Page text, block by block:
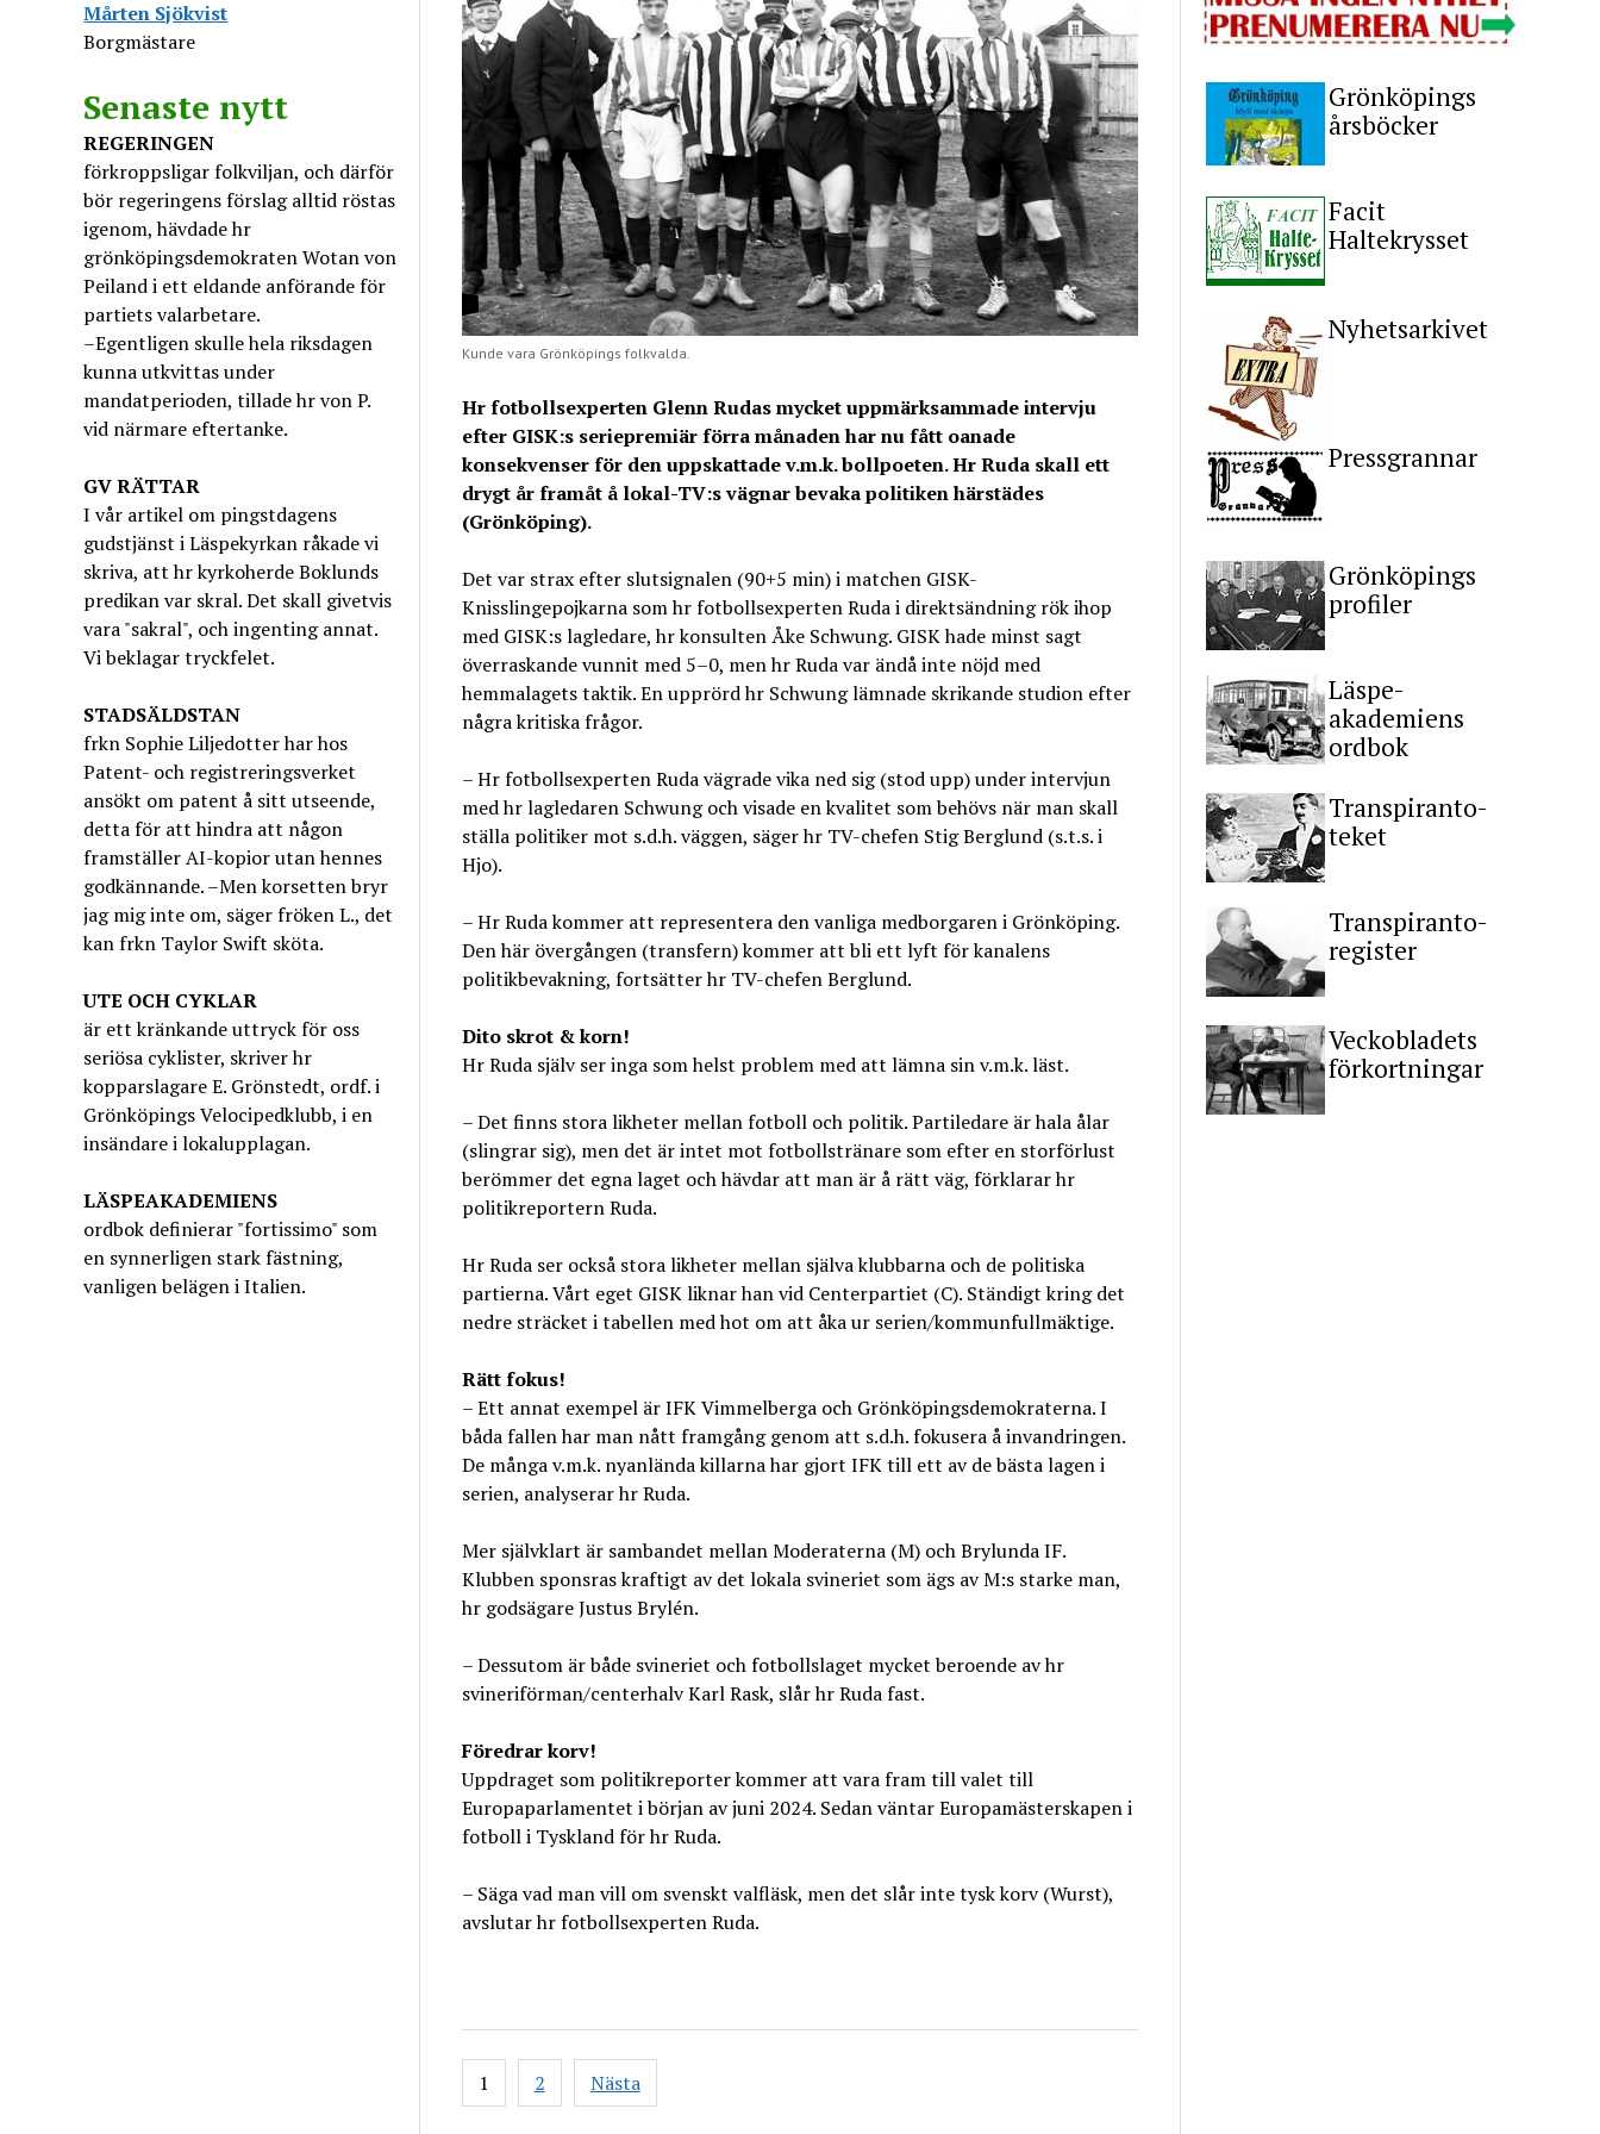
Mårten Sjökvist
Borgmästare
Senaste nytt
REGERINGEN
förkroppsligar folkviljan, och därför
bör regeringens förslag alltid röstas
igenom, hävdade hr
grönköpingsdemokraten Wotan von
Peiland i ett eldande anförande för
partiets valarbetare.
–Egentligen skulle hela riksdagen
kunna utkvittas under
mandatperioden, tillade hr von P.
vid närmare eftertanke.
GVRÄTTAR
I vår artikel om pingstdagens
gudstjänst i Läspekyrkan råkade vi
skriva, att hr kyrkoherde Boklunds
predikan var skral. Det skall givetvis
vara "sakral", och ingenting annat.
Vi beklagar tryckfelet.
STADSÄLDSTAN
frkn Sophie Liljedotter har hos
Patent- och registreringsverket
ansökt om patent å sitt utseende,
detta för att hindra att någon
framställer AI-kopior utan hennes
godkännande. –Men korsetten bryr
jag mig inte om, säger fröken L., det
kan frkn Taylor Swift sköta.
UTE OCH CYKLAR
är ett kränkande uttryck för oss
seriösa cyklister, skriver hr
kopparslagare E. Grönstedt, ordf. i
Grönköpings Velocipedklubb, i en
insändare i lokalupplagan.
LÄSPEAKADEMIENS
ordbok definierar "fortissimo" som
en synnerligen stark fästning,
vanligen belägen i Italien.
Kunde vara Grönköpings folkvalda.
Hr fotbollsexperten Glenn Rudas mycket uppmärksammade intervju
efter GISK:s seriepremiär förra månaden har nu fått oanade
konsekvenser för den uppskattade v.m.k. bollpoeten. Hr Ruda skall ett
drygt år framåt å lokal-TV:s vägnar bevaka politiken härstädes
(Grönköping).
Det var strax efter slutsignalen (90+5 min) i matchen GISK-
Knisslingepojkarna som hr fotbollsexperten Ruda i direktsändning rök ihop
med GISK:s lagledare, hr konsulten Åke Schwung. GISK hade minst sagt
överraskande vunnit med 5–0, men hr Ruda var ändå inte nöjd med
hemmalagets taktik. En upprörd hr Schwung lämnade skrikande studion efter
några kritiska frågor.
– Hr fotbollsexperten Ruda vägrade vika ned sig (stod upp) under intervjun
med hr lagledaren Schwung och visade en kvalitet som behövs när man skall
ställa politiker mot s.d.h. väggen, säger hr TV-chefen Stig Berglund (s.t.s. i
Hjo).
– Hr Ruda kommer att representera den vanliga medborgaren i Grönköping.
Den här övergången (transfern) kommer att bli ett lyft för kanalens
politikbevakning, fortsätter hr TV-chefen Berglund.
Dito skrot & korn!
Hr Ruda själv ser inga som helst problem med att lämna sin v.m.k. läst.
– Det finns stora likheter mellan fotboll och politik. Partiledare är hala ålar
(slingrar sig), men det är intet mot fotbollstränare som efter en storförlust
berömmer det egna laget och hävdar att man är å rätt väg, förklarar hr
politikreportern Ruda.
Hr Ruda ser också stora likheter mellan själva klubbarna och de politiska
partierna. Vårt eget GISK liknar han vid Centerpartiet (C). Ständigt kring det
nedre sträcket i tabellen med hot om att åka ur serien/kommunfullmäktige.
Rätt fokus!
– Ett annat exempel är IFK Vimmelberga och Grönköpingsdemokraterna. I
båda fallen har man nått framgång genom att s.d.h. fokusera å invandringen.
De många v.m.k. nyanlända killarna har gjort IFK till ett av de bästa lagen i
serien, analyserar hr Ruda.
Mer självklart är sambandet mellan Moderaterna (M) och Brylunda IF.
Klubben sponsras kraftigt av det lokala svineriet som ägs av M:s starke man,
hr godsägare Justus Brylén.
– Dessutom är både svineriet och fotbollslaget mycket beroende av hr
svineriförman/centerhalv Karl Rask, slår hr Ruda fast.
Föredrar korv!
Uppdraget som politikreporter kommer att vara fram till valet till
Europaparlamentet i början av juni 2024. Sedan väntar Europamästerskapen i
fotboll i Tyskland för hr Ruda.
­– Säga vad man vill om svenskt valfläsk, men det slår inte tysk korv (Wurst),
avslutar hr fotbollsexperten Ruda.
Inläggsnavigering
1 2 Nästa
Grönköpings
årsböcker
Facit
Haltekrysset
Nyhetsarkivet
Pressgrannar
Grönköpings
profiler
Läspe-
akademiens
ordbok
Transpiranto-
teket
Transpiranto-
register
Veckobladets
förkortningar